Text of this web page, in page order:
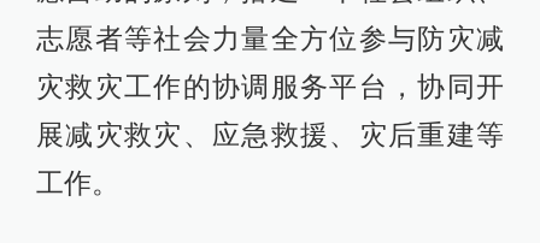
志愿者等社会力量全方位参与防灾减
灾救灾工作的协调服务平台，协同开
展减灾救灾、应急救援、灾后重建等
工作。